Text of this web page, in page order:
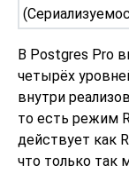
В Postgres Pro
четырёх
внутри
то есть режим
действует как
что только так